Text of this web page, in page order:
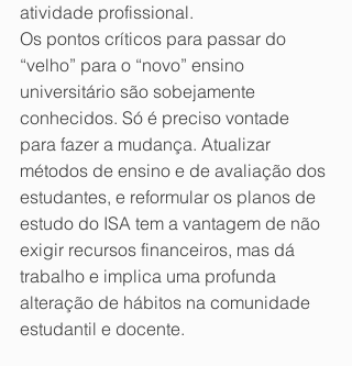
atividade profissional.
Os pontos críticos para passar do
“velho” para o “novo” ensino
universitário são sobejamente
conhecidos. Só é preciso vontade
para fazer a mudança. Atualizar
métodos de ensino e de avaliação dos
estudantes, e reformular os planos de
estudo do ISA tem a vantagem de não
exigir recursos financeiros, mas dá
trabalho e implica uma profunda
alteração de hábitos na comunidade
estudantil e docente.